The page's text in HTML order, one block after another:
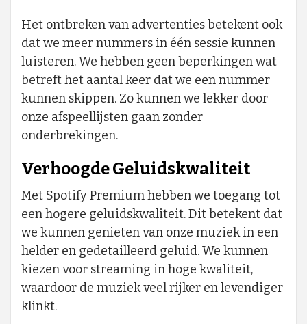
Het ontbreken van advertenties betekent ook
dat we meer nummers in één sessie kunnen
luisteren. We hebben geen beperkingen wat
betreft het aantal keer dat we een nummer
kunnen skippen. Zo kunnen we lekker door
onze afspeellijsten gaan zonder
onderbrekingen.
Verhoogde Geluidskwaliteit
Met Spotify Premium hebben we toegang tot
een hogere geluidskwaliteit. Dit betekent dat
we kunnen genieten van onze muziek in een
helder en gedetailleerd geluid. We kunnen
kiezen voor streaming in hoge kwaliteit,
waardoor de muziek veel rijker en levendiger
klinkt.